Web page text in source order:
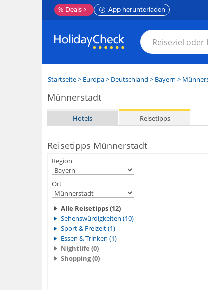
% Deals App herunterladen
Startseite> Europa> Deutschland > Bayern >
Münnerstadt
Hotels Reisetipps
Reisetipps Münnerstadt
Region
Ort
Alle Reisetipps (12)
Sehenswürdigkeiten (10)
Sport & Freizeit (1)
Essen & Trinken (1)
Nightlife (0)
Shopping (0)